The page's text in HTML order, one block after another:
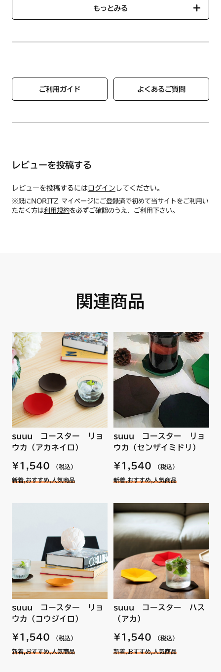
【使用方法/使用上の注意事項】
り欠けたりする心配がありません。絞れば吸水力が回復し、繰
り返し何度でもご使用いただけます。
●お手入れについて
suuu商品は、微細な気孔（あな）の集合体ですので、石けん
や中性洗剤をご使用いただきますと泡切れが悪いおそれがあり
ください。本品は色落ちすることがあるため、白物・淡色物の
衣類やクロス等と接触させたり、一緒に置くことは避けてくだ
さい。水以外の色のついた液体を吸収した場合（コーヒーや赤
いでください。本品の耐熱温度は100℃ですので、温かい飲み
物にもご使用いただけます。しかし、熱湯の中に入れたり、高
ができます。ちぎったものを誤飲してしまう危険性があります
ので、小さなお子さまの手の届くところには置かないでくださ
い。コースターの反りは、ご使用期間が長くなるにつれフラッ
ト状態に近づいていきます。廃棄時は、可燃物として各自治体
の定める方法に従って処理してください。
もっとみる
ご利用ガイド よくあるご質問
レビューを投稿する
レビューを投稿するにはログイン してください。
※既にNORITZ マイページにご登録済で初めて当サイトをご利用い
ただく方は利用規約を必ずご確認のうえ、ご利用下さい。
関連商品
suuu コースター リョ
ウカ（アカネイロ）
¥1,540 （税込）
新着,おすすめ,人気商品
suuu コースター リョ
ウカ（センザイミドリ）
¥1,540 （税込）
新着,おすすめ,人気商品
suuu コースター リョ
ウカ（コウジイロ）
¥1,540 （税込）
新着,おすすめ,人気商品
suuu コースター ハス
（アカ）
¥1,540 （税込）
新着,おすすめ,人気商品